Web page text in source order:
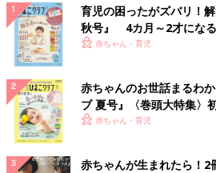
ママ達の話を聞くほどに「自転車とい
んや。人じゃないとできないことがあ
っていったと言う中原さん。その思い
てくれる双子ママ＆パパたちに話した
すよ」と言ってくれた人がいました。
れた仲間とともに「NPO法人つなげる
双子ママが双子ママをサポート
育児の困ったがズバリ！
秋号』 4カ月～2才にな
いっぱい！
赤ちゃん・育児
赤ちゃんのお世話まるわ
ブ 夏号』〈巻頭大特集〉
く！ おっぱい・ミルクの
赤ちゃん・育児
赤ちゃんが生まれたら！2